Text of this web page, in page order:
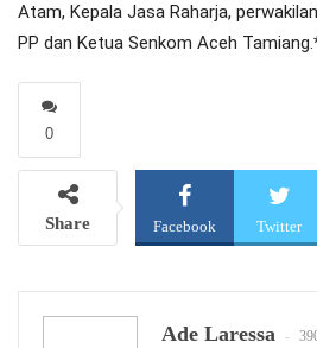
Atam, Kepala Jasa Raharja,
PP dan Ketua Senkom Aceh
0
Share Facebook Twitter
Ade Laressa